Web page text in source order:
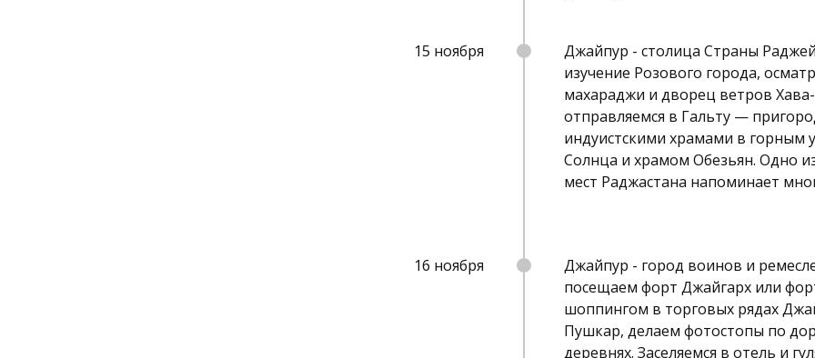
15 ноября
Джайпур - столица Страны
изучение Розового города,
махараджи и дворец ветров
отправляемся в Гальту —
индуистскими храмами в горным
Солнца и храмом Обезьян. Одно
мест Раджастана напоминает
16 ноября
Джайпур - город воинов и
посещаем форт Джайгарх или
шоппингом в торговых рядах
Пушкар, делаем фотостопы по
деревнях. Заселяемся в отель и